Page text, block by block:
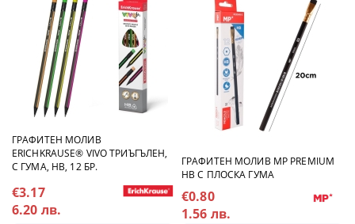
ГРАФИТЕН МОЛИВ
ERICHKRAUSE® VIVO ТРИЪГЪЛЕН,
С ГУМА, HB, 12 БР.
€3.17
6.20 лв.
ГРАФИТЕН МОЛИВ MP PREMIUM
HB С ПЛОСКА ГУМА
€0.80
1.56 лв.